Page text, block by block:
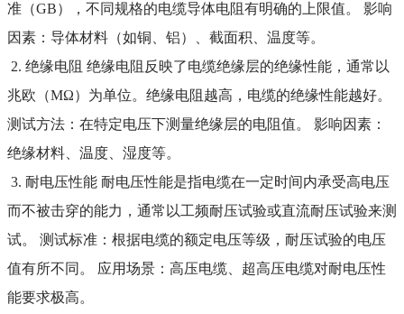
准（GB），不同规格的电缆导体电阻有明确的上限值。 影响
因素：导体材料（如铜、铝）、截面积、温度等。
2. 绝缘电阻 绝缘电阻反映了电缆绝缘层的绝缘性能，通常以
兆欧（MΩ）为单位。绝缘电阻越高，电缆的绝缘性能越好。
测试方法：在特定电压下测量绝缘层的电阻值。 影响因素：
绝缘材料、温度、湿度等。
3. 耐电压性能 耐电压性能是指电缆在一定时间内承受高电压
而不被击穿的能力，通常以工频耐压试验或直流耐压试验来测
试。 测试标准：根据电缆的额定电压等级，耐压试验的电压
值有所不同。 应用场景：高压电缆、超高压电缆对耐电压性
能要求极高。